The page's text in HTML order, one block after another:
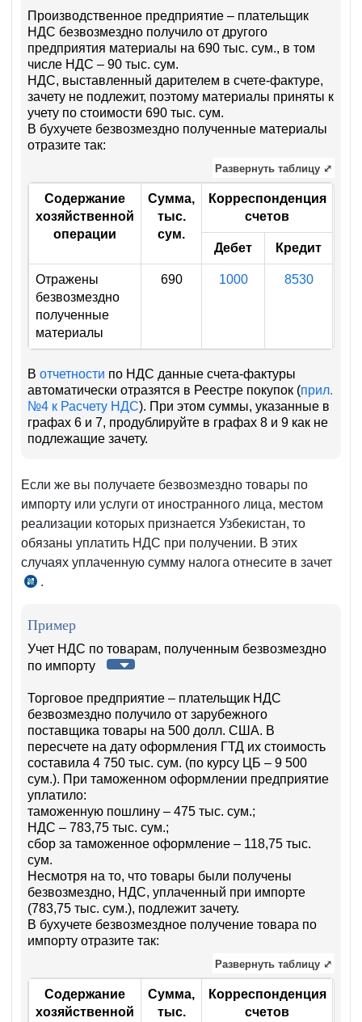
14.08.2020
г.
Производственное предприятие – плательщик
НДС безвозмездно получило от другого
предприятия материалы на 690 тыс. сум., в том
числе НДС – 90 тыс. сум.
НДС, выставленный дарителем в счете-фактуре,
зачету не подлежит, поэтому материалы приняты к
учету по стоимости 690 тыс. сум.
В бухучете безвозмездно полученные материалы
отразите так:
Содержание
хозяйственной
операции
Сумма,
тыс.
сум.
Корреспонденция
счетов
Дебет Кредит
Отражены
безвозмездно
полученные
материалы
690 1000 8530
Развернуть таблицу ⤢
В отчетности по НДС данные счета-фактуры
автоматически отразятся в Реестре покупок (прил.
№4 к Расчету НДС). При этом суммы, указанные в
графах 6 и 7, продублируйте в графах 8 и 9 как не
подлежащие зачету.
Если же вы получаете безвозмездно товары по
импорту или услуги от иностранного лица, местом
реализации которых признается Узбекистан, то
обязаны уплатить НДС при получении. В этих
случаях уплаченную сумму налога отнесите в зачет
п.п.
4
ч.
1
266
НК
.
Пример
Учет НДС по товарам, полученным безвозмездно
по импорту
Торговое предприятие – плательщик НДС
безвозмездно получило от зарубежного
поставщика товары на 500 долл. США. В
пересчете на дату оформления ГТД их стоимость
составила 4 750 тыс. сум. (по курсу ЦБ – 9 500
сум.). При таможенном оформлении предприятие
уплатило:
таможенную пошлину – 475 тыс. сум.;
НДС – 783,75 тыс. сум.;
сбор за таможенное оформление – 118,75 тыс.
сум.
Несмотря на то, что товары были получены
безвозмездно, НДС, уплаченный при импорте
(783,75 тыс. сум.), подлежит зачету.
В бухучете безвозмездное получение товара по
импорту отразите так:
Содержание
хозяйственной
Сумма,
тыс.
Корреспонденция
счетов
Развернуть таблицу ⤢